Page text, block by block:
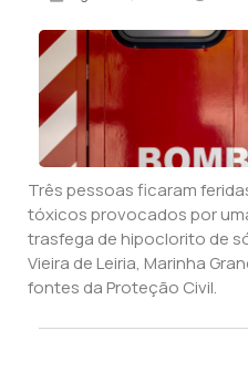
Três pessoas ficaram
tóxicos provocados por
trasfega de hipoclorito de
Vieira de Leiria, Marinha
fontes da Proteção Civil.